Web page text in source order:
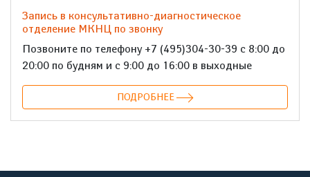
Запись в консультативно-диагностическое
отделение МКНЦ по звонку
Позвоните по телефону +7 (495)304-30-39 с 8:00 до
20:00 по будням и с 9:00 до 16:00 в выходные
ПОДРОБНЕЕ